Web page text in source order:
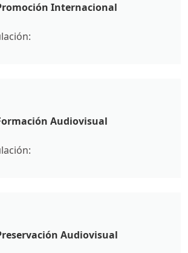
Internacional
Audiovisual
Audiovisual